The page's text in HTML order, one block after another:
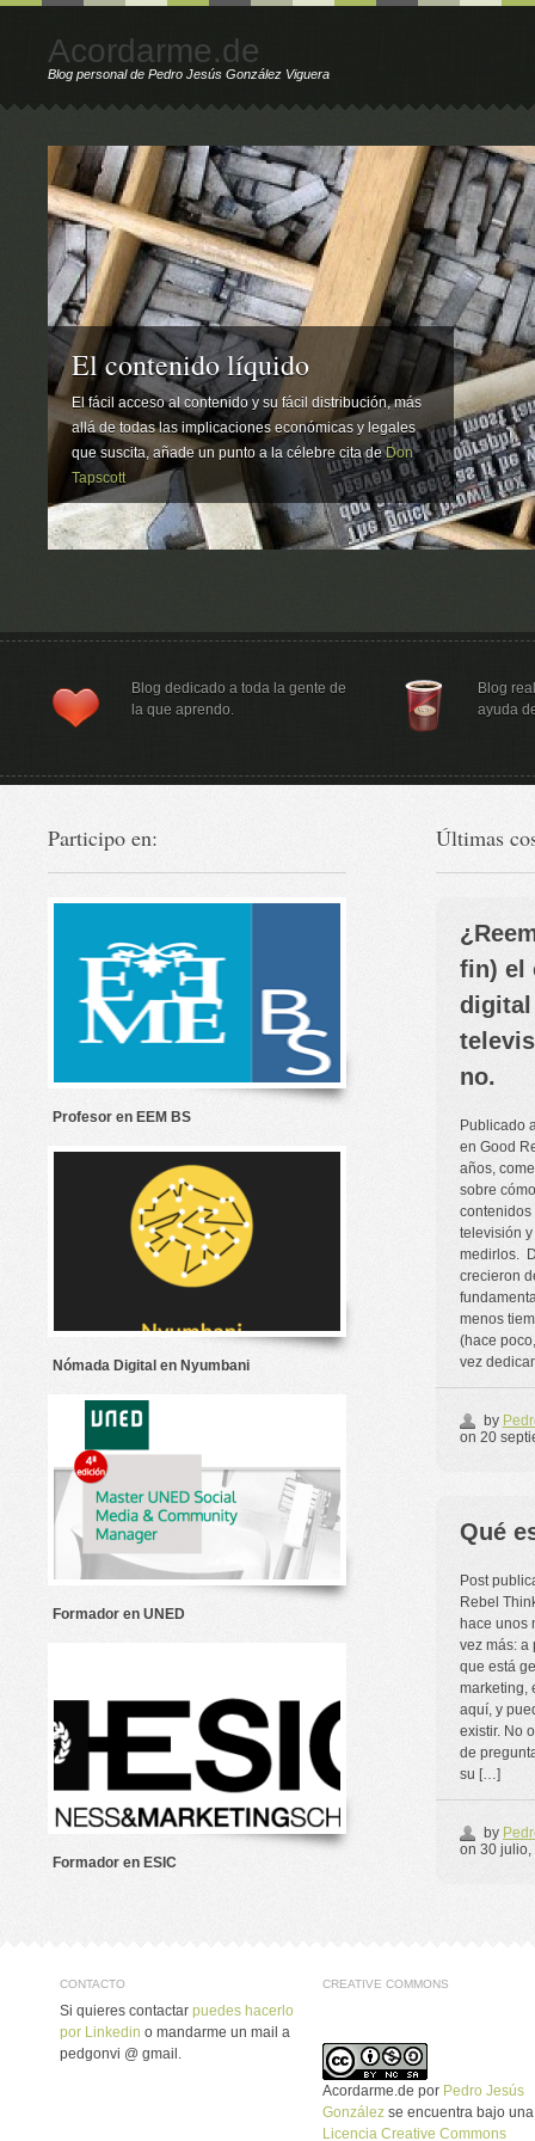
Acordarme.de
Blog personal de Pedro Jesús González Viguera
El contenido líquido
El fácil acceso al contenido y su fácil distribución, más
allá de todas las implicaciones económicas y legales
que suscita, añade un punto a la célebre cita deDon
Tapscott
Blog dedicado a toda la gente de
la que aprendo.
Blog
ayuda
Participo en:
Profesor en EEM BS
Nómada Digital en Nyumbani
Formador en UNED
Formador en ESIC
Últimas
fin) el
digital
no.
Publicado
en Good
años,
sobre
televisión
medirlos.
crecieron
menos
(hace
vez
by
on 20
Qué
Post
Rebel
hace unos
vez más: a
que está
marketing,
aquí, y
existir. No
de
su […]
by
on 30 julio,
CONTACTO
Si quieres contactar puedes hacerlo
por Linkedin o mandarme un mail a
pedgonvi @ gmail.
CREATIVE COMMONS
Acordarme.de por Pedro Jesús
González se encuentra bajo una
Licencia Creative Commons